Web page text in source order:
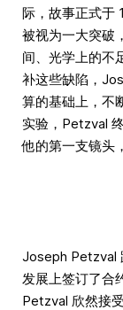
际，故事正式于
被视为一大突破
间、光学上的
补这些缺陷，
算的基础上，不
实验，Petzval
他的第一支镜头
Joseph Petzval
发展上签订了合
Petzval 欣然接